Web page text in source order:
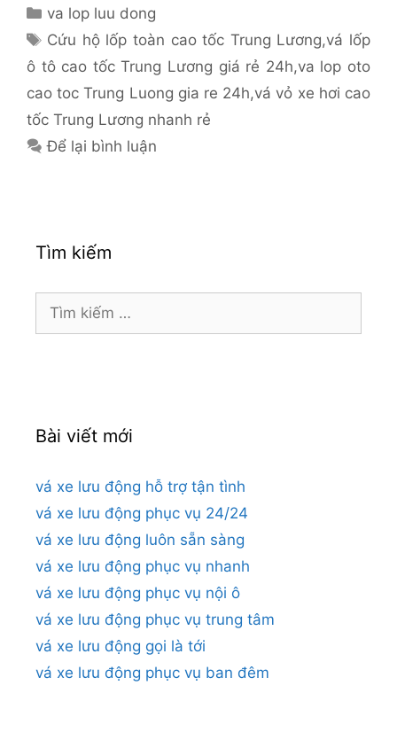
Danh
mục
va lop luu dong
Thẻ
Cứu hộ lốp toàn cao tốc Trung Lương,vá lốp
ô tô cao tốc Trung Lương giá rẻ 24h,va lop oto
cao toc Trung Luong gia re 24h,vá vỏ xe hơi cao
tốc Trung Lương nhanh rẻ
Để lại bình luận
Tìm kiếm
Tìm
Bài viết mới
vá xe lưu động hỗ trợ tận tình
vá xe lưu động phục vụ 24/24
vá xe lưu động luôn sẵn sàng
vá xe lưu động phục vụ nhanh
vá xe lưu động phục vụ nội ô
vá xe lưu động phục vụ trung tâm
vá xe lưu động gọi là tới
vá xe lưu động phục vụ ban đêm